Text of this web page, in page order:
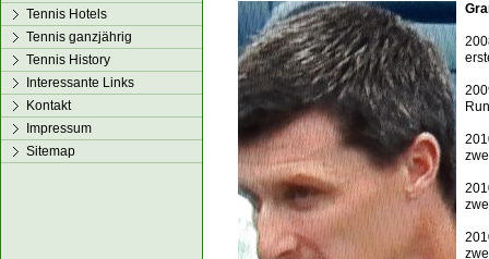
Tennis Hotels
Tennis ganzjährig
Tennis History
Interessante Links
Kontakt
Impressum
Sitemap